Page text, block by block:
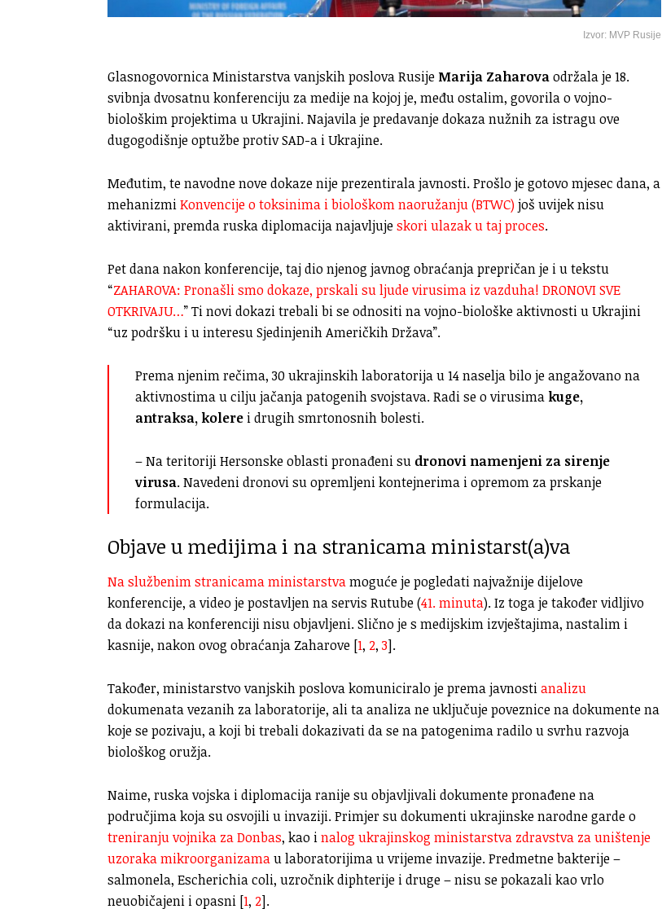
Izvor: MVP Rusije
Glasnogovornica Ministarstva vanjskih poslova Rusije Marija Zaharovaodržala je 18.
svibnja dvosatnu konferenciju za medije na kojoj je, među ostalim, govorila o vojno-
biološkim projektima u Ukrajini. Najavila je predavanje dokaza nužnih za istragu ove
dugogodišnje optužbe protiv SAD-a i Ukrajine.
Međutim, te navodne nove dokaze nije prezentirala javnosti. Prošlo je gotovo mjesec dana, a
mehanizmiKonvencije o toksinima i biološkom naoružanju (BTWC) još uvijek nisu
aktivirani, premda ruska diplomacija najavljujeskori ulazak u taj proces.
Pet dana nakon konferencije, taj dio njenog javnog obraćanja prepričan je i u tekstu
“ZAHAROVA: Pronašli smo dokaze, prskali su ljude virusima iz vazduha! DRONOVI SVE
OTKRIVAJU…” Ti novi dokazi trebali bi se odnositi na vojno-biološke aktivnosti u Ukrajini
“uz podršku i u interesu Sjedinjenih Američkih Država”.
Prema njenim rečima, 30 ukrajinskih laboratorija u 14 naselja bilo je angažovano na
aktivnostima u cilju jačanja patogenih svojstava. Radi se o virusima kuge,
antraksa, kolere i drugih smrtonosnih bolesti.
– Na teritoriji Hersonske oblasti pronađeni su dronovi namenjeni za sirenje
virusa. Navedeni dronovi su opremljeni kontejnerima i opremom za prskanje
formulacija.
Objave u medijima i na stranicama ministarst(a)va
Na službenim stranicama ministarstvamoguće je pogledati najvažnije dijelove
konferencije, a video je postavljen na servis Rutube (41. minuta). Iz toga je također vidljivo
da dokazi na konferenciji nisu objavljeni. Slično je s medijskim izvještajima, nastalim i
kasnije, nakon ovog obraćanja Zaharove [1, 2, 3].
Također, ministarstvo vanjskih poslova komuniciralo je prema javnostianalizu
dokumenata vezanih za laboratorije, ali ta analiza ne uključuje poveznice na dokumente na
koje se pozivaju, a koji bi trebali dokazivati da se na patogenima radilo u svrhu razvoja
biološkog oružja.
Naime, ruska vojska i diplomacija ranije su objavljivali dokumente pronađene na
područjima koja su osvojili u invaziji. Primjer su dokumenti ukrajinske narodne garde o
treniranju vojnika za Donbas, kao inalog ukrajinskog ministarstva zdravstva za uništenje
uzoraka mikroorganizamau laboratorijima u vrijeme invazije. Predmetne bakterije –
salmonela, Escherichia coli, uzročnik diphterije i druge – nisu se pokazali kao vrlo
neuobičajeni i opasni [1, 2].